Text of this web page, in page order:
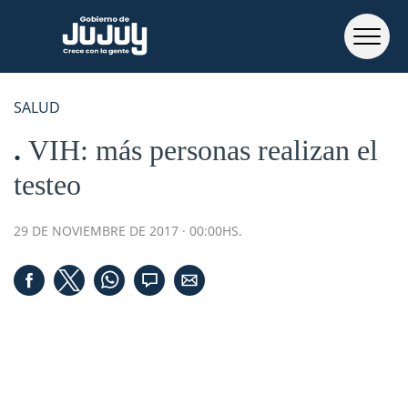
SALUD
VIH: más personas realizan el
testeo
29 DE NOVIEMBRE DE 2017 · 00:00HS.